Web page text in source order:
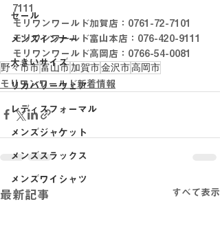
セール
メンズインナー
大きいサイズ
リカバリーウェア
レディスフォーマル
メンズジャケット
メンズスラックス
メンズワイシャツ
7111
モリワンワールド加賀店：0761-72-7101
モリワンワールド富山本店：076-420-9111
モリワンワールド高岡店：0766-54-0081
野々市市富山市加賀市金沢市高岡市
モリワンワールド新着情報
最新記事 すべて表示